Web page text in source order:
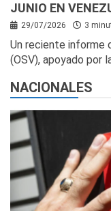
JUNIO EN
29/07/2026 3
Un reciente informe
(OSV), apoyado por
NACIONALES